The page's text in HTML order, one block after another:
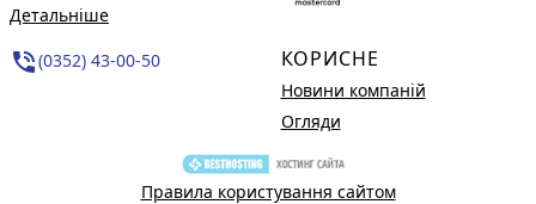
Детальніше
phone_in_talk(0352) 43-00-50 КОРИСНЕ
Новини компаній
Огляди
Правила користування сайтом